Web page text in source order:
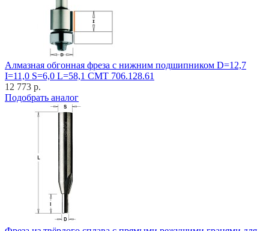
Алмазная обгонная фреза с нижним подшипником D=12,7
I=11,0 S=6,0 L=58,1 CMT 706.128.61
12 773 р.
Подобрать аналог